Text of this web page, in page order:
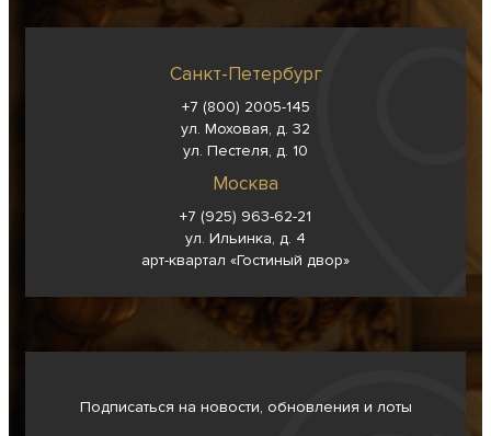
Санкт-Петербург
+7 (800) 2005-145
ул. Моховая, д. 32
ул. Пестеля, д. 10
Москва
+7 (925) 963-62-21
ул. Ильинка, д. 4
арт-квартал «Гостиный двор»
Подписаться на новости, обновления и лоты